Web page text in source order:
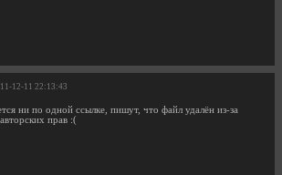
12-11 22:13:43
ни по одной ссылке, пишут, что файл удалён из-за
прав :(